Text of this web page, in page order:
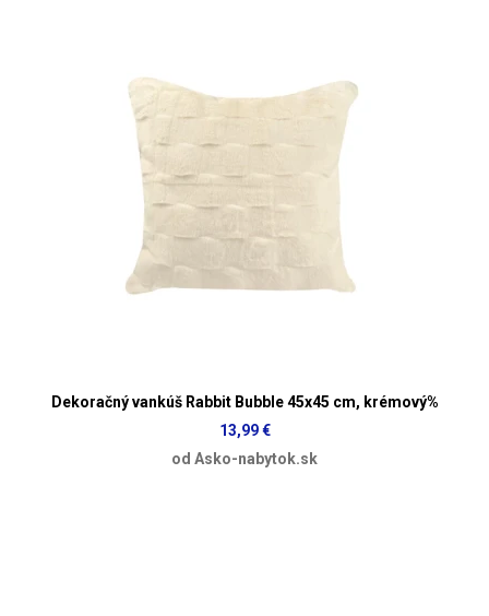
Dekoračný vankúš Rabbit Bubble 45x45 cm, krémový%
13,99 €
od Asko-nabytok.sk